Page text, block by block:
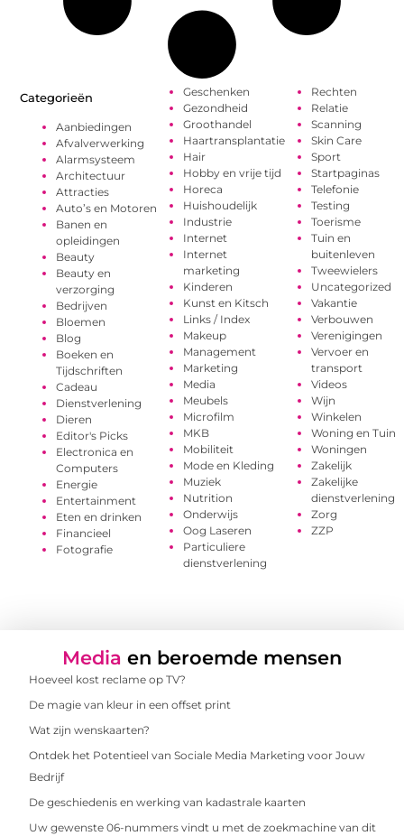
Categorieën
Aanbiedingen
Afvalverwerking
Alarmsysteem
Architectuur
Attracties
Auto’s en Motoren
Banen en
opleidingen
Beauty
Beauty en
verzorging
Bedrijven
Bloemen
Blog
Boeken en
Tijdschriften
Cadeau
Dienstverlening
Dieren
Editor's Picks
Electronica en
Computers
Energie
Entertainment
Eten en drinken
Financieel
Fotografie
Geschenken
Gezondheid
Groothandel
Haartransplantatie
Hair
Hobby en vrije tijd
Horeca
Huishoudelijk
Industrie
Internet
Internet
marketing
Kinderen
Kunst en Kitsch
Links / Index
Makeup
Management
Marketing
Media
Meubels
Microfilm
MKB
Mobiliteit
Mode en Kleding
Muziek
Nutrition
Onderwijs
Oog Laseren
Particuliere
dienstverlening
Rechten
Relatie
Scanning
Skin Care
Sport
Startpaginas
Telefonie
Testing
Toerisme
Tuin en
buitenleven
Tweewielers
Uncategorized
Vakantie
Verbouwen
Verenigingen
Vervoer en
transport
Videos
Wijn
Winkelen
Woning en Tuin
Woningen
Zakelijk
Zakelijke
dienstverlening
Zorg
ZZP
Media en beroemde mensen
Hoeveel kost reclame op TV?
De magie van kleur in een offset print
Wat zijn wenskaarten?
Ontdek het Potentieel van Sociale Media Marketing voor Jouw
Bedrijf
De geschiedenis en werking van kadastrale kaarten
Uw gewenste 06-nummers vindt u met de zoekmachine van dit